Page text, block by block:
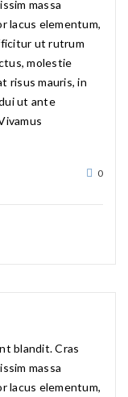
massa
lacus elementum,
ut rutrum
molestie
risus mauris, in
ut ante
0
blandit. Cras
massa
lacus elementum,